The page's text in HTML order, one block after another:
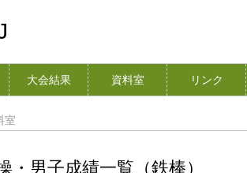
大会結果 資料室 リンク
室
・男子成績一覧（鉄棒）